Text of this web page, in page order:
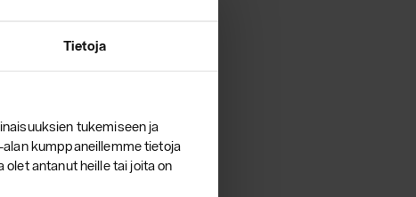
Tietoja
tukemiseen ja
kumppaneillemme tietoja
antanut heille tai joita on